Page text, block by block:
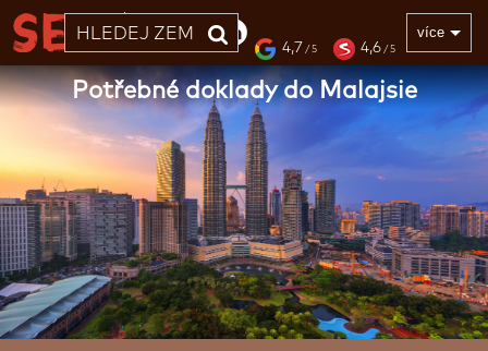
33 LET více
4,7 / 5 4,6 / 5
Potřebné doklady do Malajsie